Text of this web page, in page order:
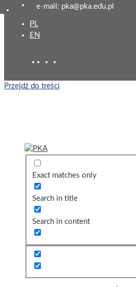
e-mail: pka@pka.edu.pl
PL
EN
Przejdź do treści
Exact matches only
Search in title
Search in content